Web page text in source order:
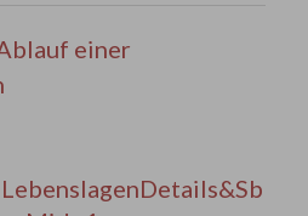
einer